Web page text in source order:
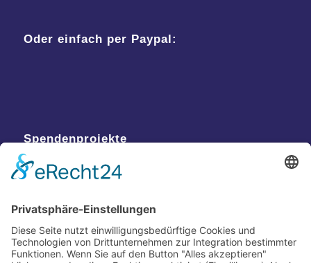
Oder einfach per Paypal:
Spendenprojekte